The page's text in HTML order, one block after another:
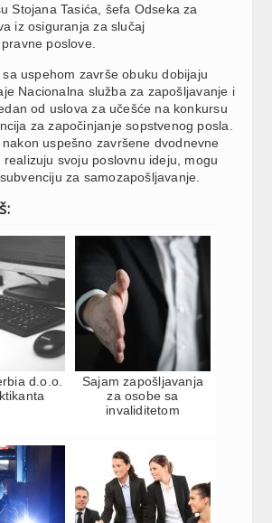
Stojana Tasića, šefa Odseka za
iz osiguranja za slučaj
poslove.
uspehom završe obuku dobijaju
Nacionalna služba za zapošljavanje i
od uslova za učešće na konkursu
za započinjanje sopstvenog posla.
uspešno završene dvodnevne
svoju poslovnu ideju, mogu
za samozapošljavanje.
d.o.o.
Sajam zapošljavanja
za osobe sa
invaliditetom